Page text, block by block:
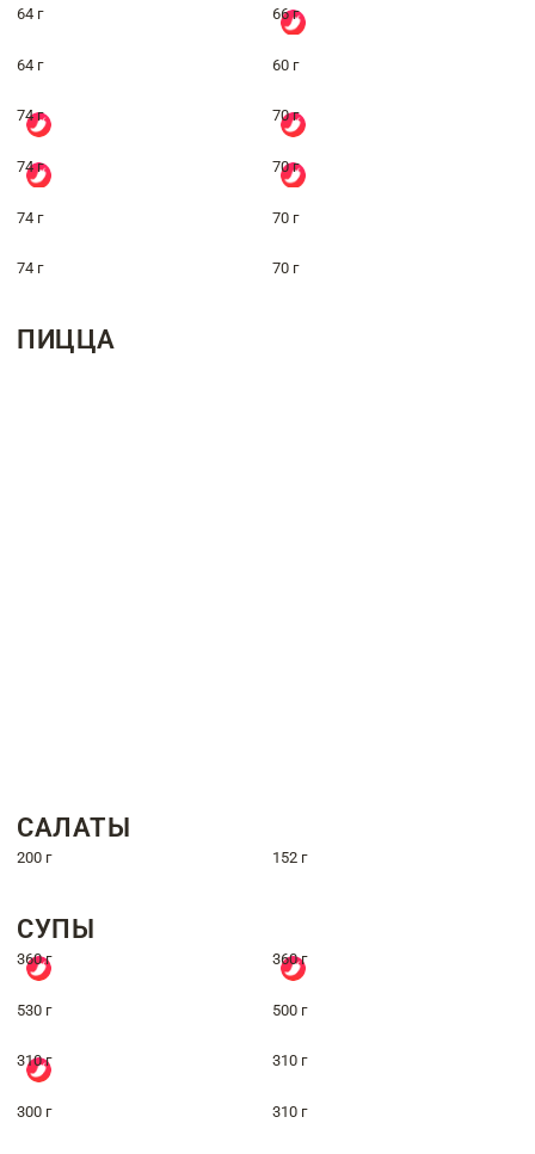
64 г 66 г
64 г 60 г
74 г 70 г
74 г 70 г
74 г 70 г
74 г 70 г
ПИЦЦА
САЛАТЫ
200 г 152 г
СУПЫ
360 г 360 г
530 г 500 г
310 г 310 г
300 г 310 г